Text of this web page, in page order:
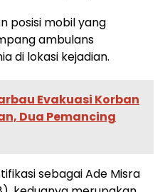
posisi mobil yang
ambulans
di lokasi kejadian.
Evakuasi Korban
Dua Pemancing
sebagai Ade Misra